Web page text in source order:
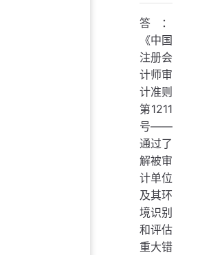
答：
《中国
注册会
计师审
计准则
第1211
号——
通过了
解被审
计单位
及其环
境识别
和评估
重大错